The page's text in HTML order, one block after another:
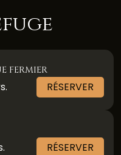
FERMIER
RÉSERVER
RÉSERVER